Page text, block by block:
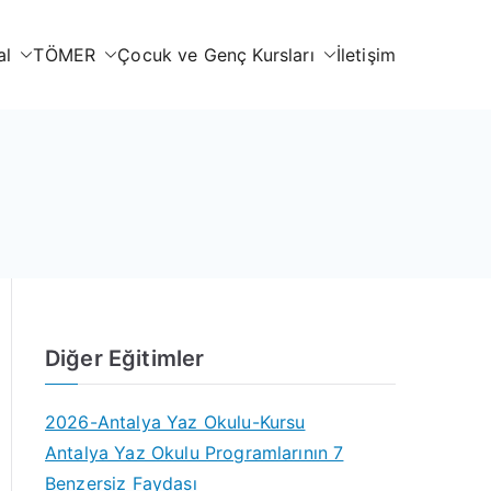
TÖMER Çocuk ve Genç Kursları İletişim
Diğer Eğitimler
2026-Antalya Yaz Okulu-Kursu
Antalya Yaz Okulu Programlarının 7
Benzersiz Faydası